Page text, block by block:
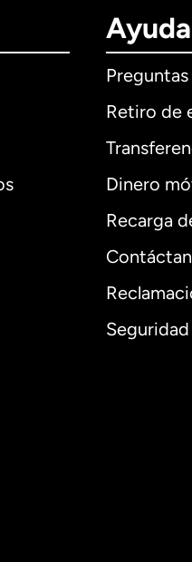
Retiro de
Dinero
Recarga
Seguridad